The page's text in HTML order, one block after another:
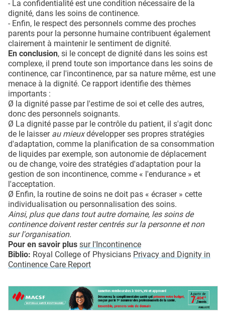
- La confidentialité est une condition nécessaire de la
dignité, dans les soins de continence.
- Enfin, le respect des personnels comme des proches
parents pour la personne humaine contribuent également
clairement à maintenir le sentiment de dignité.
En conclusion, si le concept de dignité dans les soins est
complexe, il prend toute son importance dans les soins de
continence, car l'incontinence, par sa nature même, est une
menace à la dignité. Ce rapport identifie des thèmes
importants :
Ø la dignité passe par l'estime de soi et celle des autres,
donc des personnels soignants.
Ø La dignité passe par le contrôle du patient, il s'agit donc
de le laisser au mieuxdévelopper ses propres stratégies
d'adaptation, comme la planification de sa consommation
de liquides par exemple, son autonomie de déplacement
ou de change, voire des stratégies d'adaptation pour la
gestion de son incontinence, comme « l'endurance » et
l'acceptation.
Ø Enfin, la routine de soins ne doit pas « écraser » cette
individualisation ou personnalisation des soins.
Ainsi, plus que dans tout autre domaine, les soins de
continence doivent rester centrés sur la personne et non
sur l'organisation.
Pour en savoir plus sur l'Incontinence
Biblio: Royal College of Physicians Privacy and Dignity in
Continence Care Report